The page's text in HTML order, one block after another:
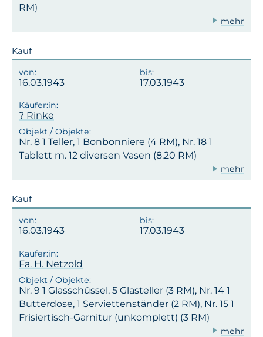
RM)
mehr
Kauf
16.03.1943 17.03.1943
? Rinke
Nr. 8 1 Teller, 1 Bonbonniere (4 RM), Nr. 18 1
Tablett m. 12 diversen Vasen (8,20 RM)
mehr
Kauf
16.03.1943 17.03.1943
Fa. H. Netzold
Nr. 9 1 Glasschüssel, 5 Glasteller (3 RM), Nr. 14 1
Butterdose, 1 Serviettenständer (2 RM), Nr. 15 1
Frisiertisch-Garnitur (unkomplett) (3 RM)
mehr